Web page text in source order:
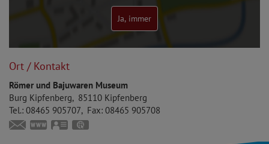
Ja, immer
Ort / Kontakt
Römer und Bajuwaren Museum
Burg Kipfenberg
85110 Kipfenberg
Tel.: 08465 905707 Fax: 08465 905708
museum@markt-kipfenberg.de
www.bajuwaren-kipfenberg.de
vCard